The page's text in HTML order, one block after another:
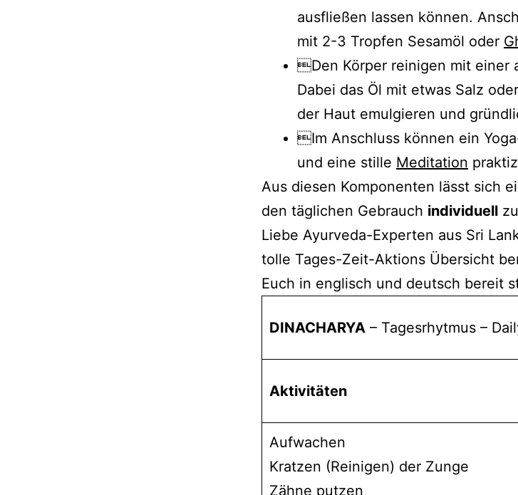
ausfließen lassen können.
mit 2-3 Tropfen Sesamöl oder
Den Körper reinigen mit einer
Dabei das Öl mit etwas Salz
der Haut emulgieren und
Im Anschluss können ein
und eine stille Meditation
Aus diesen Komponenten lässt sich
den täglichen Gebrauch individuell
Liebe Ayurveda-Experten aus Sri
tolle Tages-Zeit-Aktions Übersicht
Euch in englisch und deutsch bereit
DINACHARYA – Tagesrhytmus –
Aktivitäten
Aufwachen
Kratzen (Reinigen) der Zunge
Zähne putzen